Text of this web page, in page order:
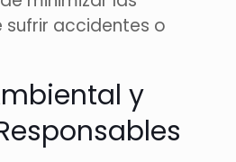
accidentes o
y